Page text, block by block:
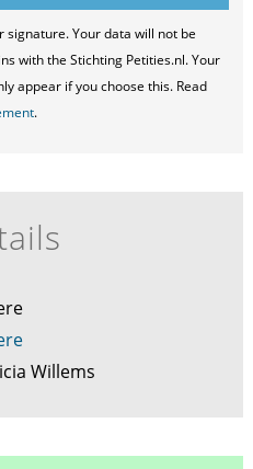
signature. Your data will not be
with the Stichting Petities.nl. Your
appear if you choose this. Read
.
Willems